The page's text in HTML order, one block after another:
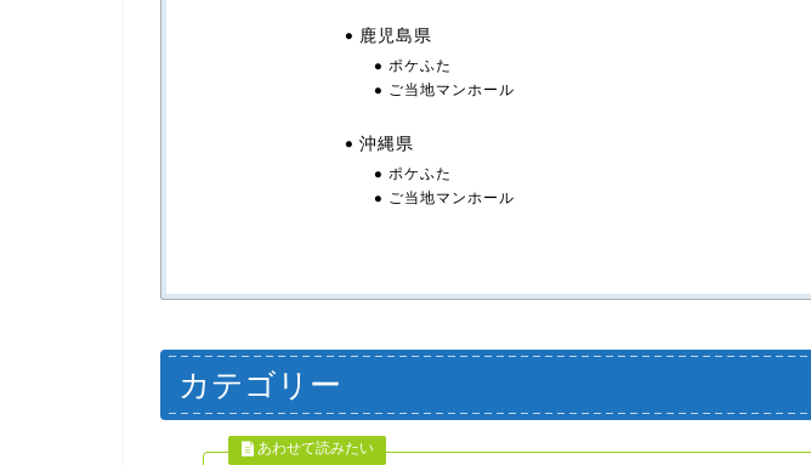
鹿児島県
ポケふた
ご当地マンホール
沖縄県
ポケふた
ご当地マンホール
カテゴリー